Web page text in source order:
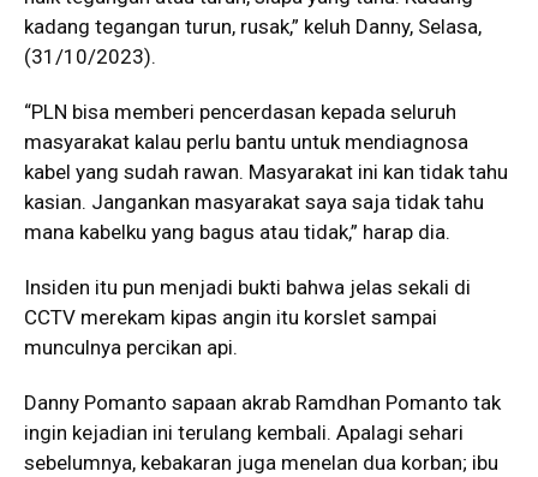
kadang tegangan turun, rusak,” keluh Danny, Selasa,
(31/10/2023).
“PLN bisa memberi pencerdasan kepada seluruh
masyarakat kalau perlu bantu untuk mendiagnosa
kabel yang sudah rawan. Masyarakat ini kan tidak tahu
kasian. Jangankan masyarakat saya saja tidak tahu
mana kabelku yang bagus atau tidak,” harap dia.
Insiden itu pun menjadi bukti bahwa jelas sekali di
CCTV merekam kipas angin itu korslet sampai
munculnya percikan api.
Danny Pomanto sapaan akrab Ramdhan Pomanto tak
ingin kejadian ini terulang kembali. Apalagi sehari
sebelumnya, kebakaran juga menelan dua korban; ibu